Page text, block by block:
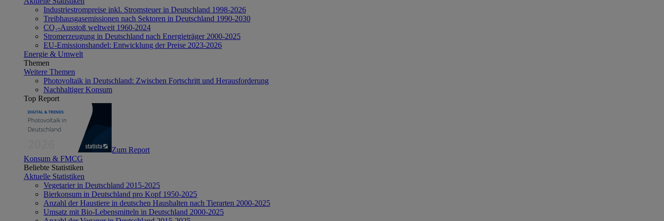
Industriestrompreise inkl. Stromsteuer in Deutschland 1998-2026
Treibhausgasemissionen nach Sektoren in Deutschland 1990-2030
CO₂-Ausstoß weltweit 1960-2024
Stromerzeugung in Deutschland nach Energieträger 2000-2025
EU-Emissionshandel: Entwicklung der Preise 2023-2026
Energie & Umwelt
Themen
Weitere Themen
Photovoltaik in Deutschland: Zwischen Fortschritt und Herausforderung
Nachhaltiger Konsum
Top Report
Zum Report
Konsum & FMCG
Beliebte Statistiken
Aktuelle Statistiken
Vegetarier in Deutschland 2015-2025
Bierkonsum in Deutschland pro Kopf 1950-2025
Anzahl der Haustiere in deutschen Haushalten nach Tierarten 2000-2025
Umsatz mit Bio-Lebensmitteln in Deutschland 2000-2025